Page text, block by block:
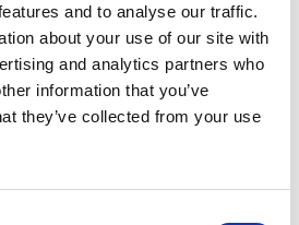
and to analyse our traffic.
about your use of our site with
and analytics partners who
information that you’ve
they’ve collected from your use
PEPPER